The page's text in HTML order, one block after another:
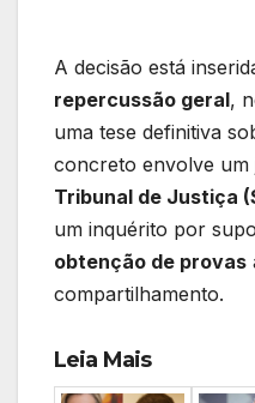
A decisão está
repercussão geral,
uma tese definitiva
concreto envolve um
Tribunal de Justiça
um inquérito por
obtenção de provas
compartilhamento.
Leia Mais